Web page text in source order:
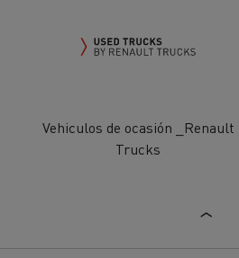
Vehiculos de ocasión _Renault
Trucks